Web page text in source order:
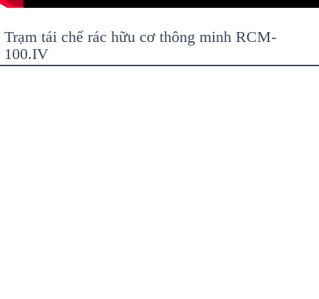
Trạm tái chế rác hữu cơ thông minh RCM-
100.IV